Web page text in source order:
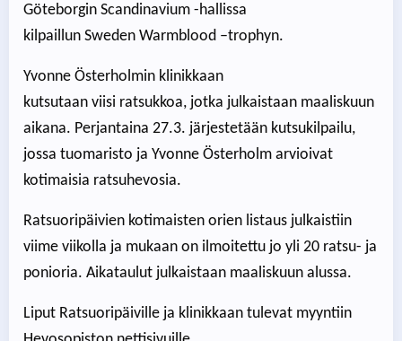
Göteborgin Scandinavium -hallissa
kilpaillun Sweden Warmblood –trophyn.
Yvonne Österholmin klinikkaan
kutsutaan viisi ratsukkoa, jotka julkaistaan maaliskuun
aikana. Perjantaina 27.3. järjestetään kutsukilpailu,
jossa tuomaristo ja Yvonne Österholm arvioivat
kotimaisia ratsuhevosia.
Ratsuoripäivien kotimaisten orien listaus julkaistiin
viime viikolla ja mukaan on ilmoitettu jo yli 20 ratsu- ja
ponioria. Aikataulut julkaistaan maaliskuun alussa.
Liput Ratsuoripäiville ja klinikkaan tulevat myyntiin